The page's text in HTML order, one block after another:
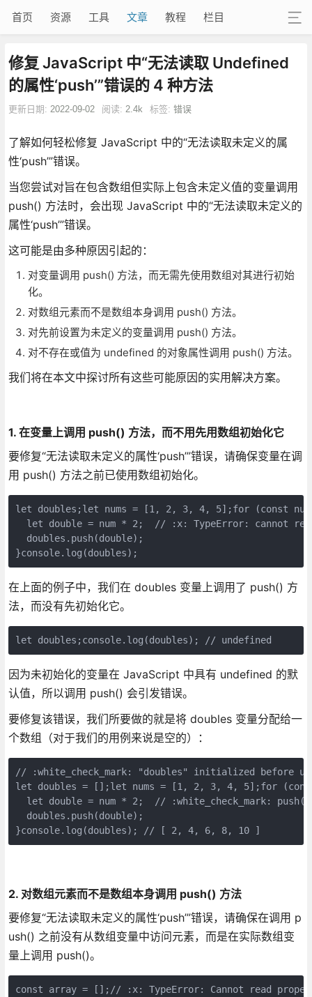
首页 资源 工具 文章 教程 栏目
修复 JavaScript 中“无法读取 Undefined
的属性‘push’”错误的 4 种方法
更新日期: 2022-09-02 阅读: 2.4k 标签: 错误
了解如何轻松修复 JavaScript 中的“无法读取未定义的属
性‘push’”错误。
当您尝试对旨在包含数组但实际上包含未定义值的变量调用
push() 方法时，会出现 JavaScript 中的“无法读取未定义的
属性‘push’”错误。
这可能是由多种原因引起的：
对变量调用 push() 方法，而无需先使用数组对其进行初始
化。
对数组元素而不是数组本身调用 push() 方法。
对先前设置为未定义的变量调用 push() 方法。
对不存在或值为 undefined 的对象属性调用 push() 方法。
我们将在本文中探讨所有这些可能原因的实用解决方案。
1. 在变量上调用 push() 方法，而不用先用数组初始化它
要修复“无法读取未定义的属性‘push’”错误，请确保变量在调
用 push() 方法之前已使用数组初始化。
let doubles;let nums = [1, 2, 3, 4, 5];for (const num
let double = num * 2;  // :x: TypeError: cannot
  doubles.push(double);
}console.log(doubles);
在上面的例子中，我们在 doubles 变量上调用了 push() 方
法，而没有先初始化它。
let doubles;console.log(doubles); // undefined
因为未初始化的变量在 JavaScript 中具有 undefined 的默
认值，所以调用 push() 会引发错误。
要修复该错误，我们所要做的就是将 doubles 变量分配给一
个数组（对于我们的用例来说是空的）：
// :white_check_mark: "doubles" initialized before
let doubles = [];let nums = [1, 2, 3, 4, 5];for (const
let double = num * 2;  // :white_check_mark:
  doubles.push(double);
}console.log(doubles); // [ 2, 4, 6, 8, 10 ]
2. 对数组元素而不是数组本身调用 push() 方法
要修复“无法读取未定义的属性‘push’”错误，请确保在调用 p
ush() 之前没有从数组变量中访问元素，而是在实际数组变
量上调用 push()。
const array = [];// :x: TypeError: Cannot read